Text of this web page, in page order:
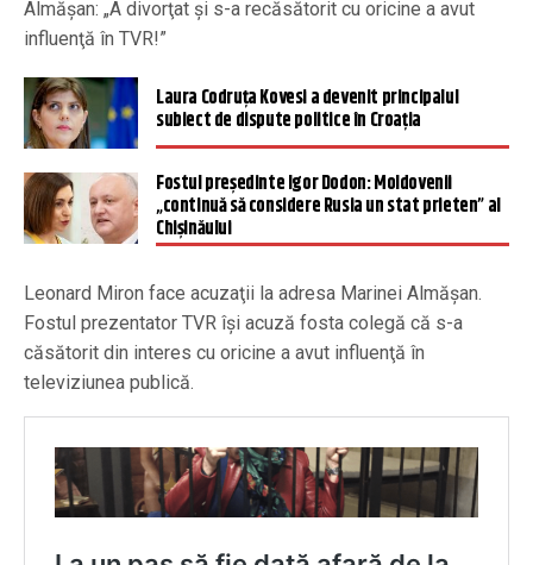
Almăşan: „A divorţat şi s-a recăsătorit cu oricine a avut
influenţă în TVR!”
Laura Codruța Kovesi a devenit principalul
subiect de dispute politice în Croația
Fostul președinte Igor Dodon: Moldovenii
„continuă să considere Rusia un stat prieten” al
Chișinăului
Leonard Miron face acuzaţii la adresa Marinei Almăşan.
Fostul prezentator TVR îşi acuză fosta colegă că s-a
căsătorit din interes cu oricine a avut influenţă în
televiziunea publică.